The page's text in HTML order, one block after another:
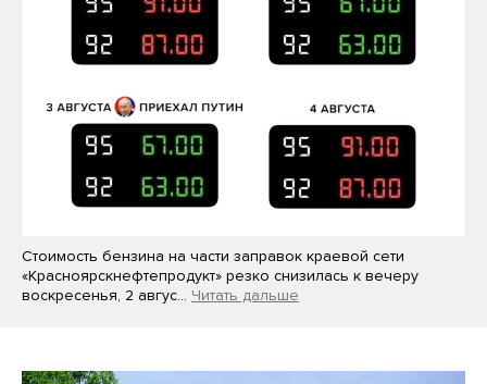
Стоимость бензина на части заправок краевой сети
«Красноярскнефтепродукт» резко снизилась к вечеру
воскресенья, 2 авгус… Читать дальше